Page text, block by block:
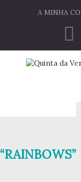
A MINHA